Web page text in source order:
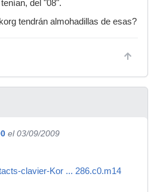
del "08".
tendrán almohadillas de esas?
el 03/09/2009
clavier-Kor ... 286.c0.m14